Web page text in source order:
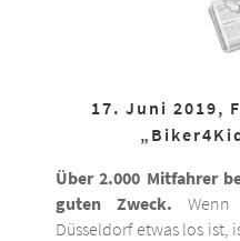
17. Juni 2019,
Über 2.000 Mitfahrer
guten Zweck. Wenn
Düsseldorf etwas los ist,